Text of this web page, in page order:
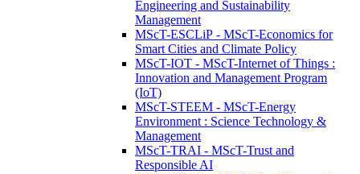
Engineering and Sustainability
Management
MScT-ESCLiP - MScT-Economics for
Smart Cities and Climate Policy
MScT-IOT - MScT-Internet of Things :
Innovation and Management Program
(IoT)
MScT-STEEM - MScT-Energy
Environment : Science Technology &
Management
MScT-TRAI - MScT-Trust and
Responsible AI